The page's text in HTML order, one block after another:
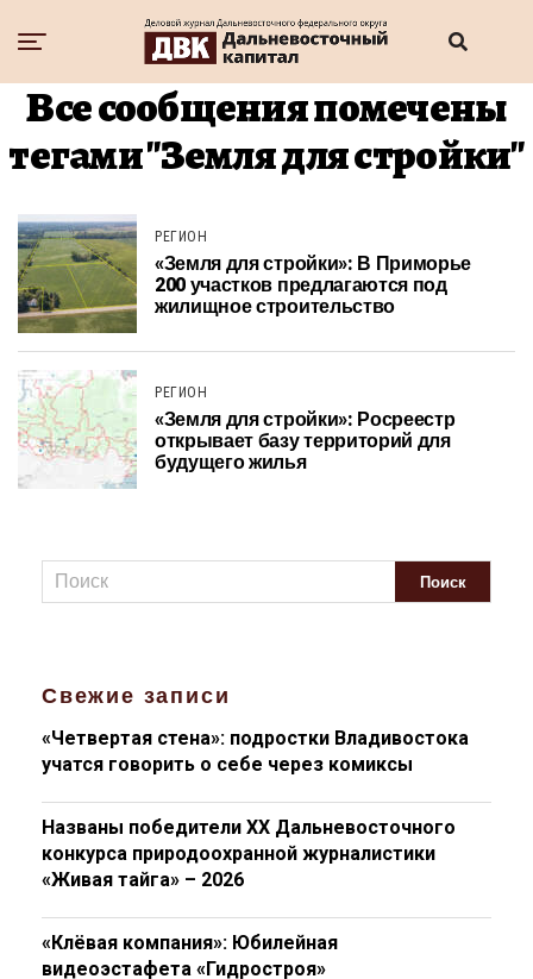
Все сообщения помечены
тегами "Земля для стройки"
РЕГИОН
«Земля для стройки»: В Приморье
200 участков предлагаются под
жилищное строительство
РЕГИОН
«Земля для стройки»: Росреестр
открывает базу территорий для
будущего жилья
Свежие записи
«Четвертая стена»: подростки Владивостока
учатся говорить о себе через комиксы
Названы победители XX Дальневосточного
конкурса природоохранной журналистики
«Живая тайга» – 2026
«Клёвая компания»: Юбилейная
видеоэстафета «Гидростроя»